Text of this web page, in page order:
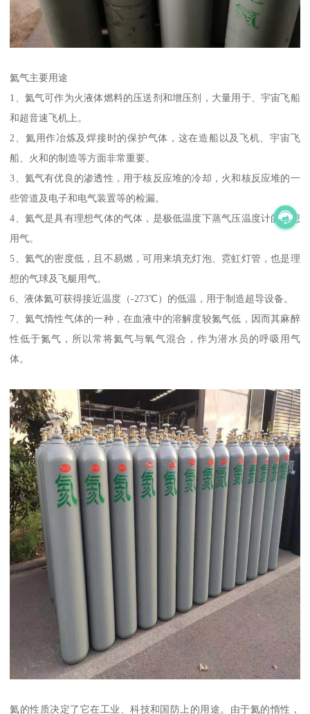
氦气主要用途
1、氦气可作为火液体燃料的压送剂和增压剂，大量用于、宇宙飞船
和超音速飞机上。
2、氦用作冶炼及焊接时的保护气体，这在造船以及飞机、宇宙飞
船、火和的制造等方面非常重要。
3、氦气有优良的渗透性，用于核反应堆的冷却，火和核反应堆的一
些管道及电子和电气装置等的检漏。
4、氦气是具有理想气体的气体，是极低温度下蒸气压温度计的理想
用气。
5、氦气的密度低，且不易燃，可用来填充灯泡、霓虹灯管，也是理
想的气球及飞艇用气。
6、液体氦可获得接近温度（-273℃）的低温，用于制造超导设备。
7、氦气惰性气体的一种，在血液中的溶解度较氮气低，因而其麻醉
性低于氮气，所以常将氦气与氧气混合，作为潜水员的呼吸用气
体。
氦的性质决定了它在工业、科技和国防上的用途。由于氦的惰性，